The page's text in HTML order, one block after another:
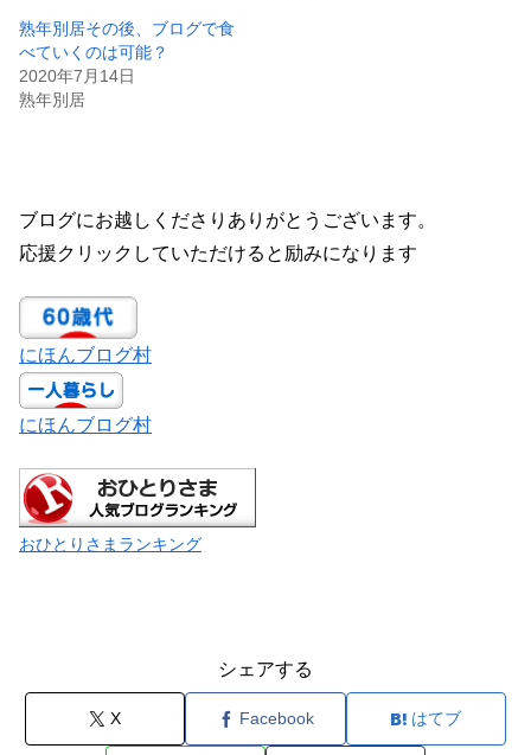
熟年別居その後、ブログで食
べていくのは可能？
2020年7月14日
熟年別居
ブログにお越しくださりありがとうございます。
応援クリックしていただけると励みになります
にほんブログ村
にほんブログ村
おひとりさまランキング
シェアする
X Facebook はてブ